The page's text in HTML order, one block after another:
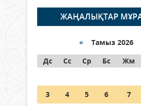
06 тамыз 2026 ж. 256
граждане Казахстана,
05 тамыз 2026 ж. 138
Шетелде жүрген
азаматтары қалай дауыс
ЖАҢАЛЫҚТАР
« Тамыз 2026
Дс
Сс Ср Бс Жм
3
4 5 6 7